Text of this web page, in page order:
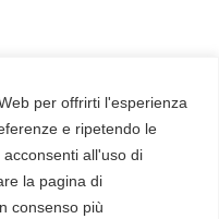
per offrirti l'esperienza
e ripetendo le
all'uso di
la pagina di
consenso più